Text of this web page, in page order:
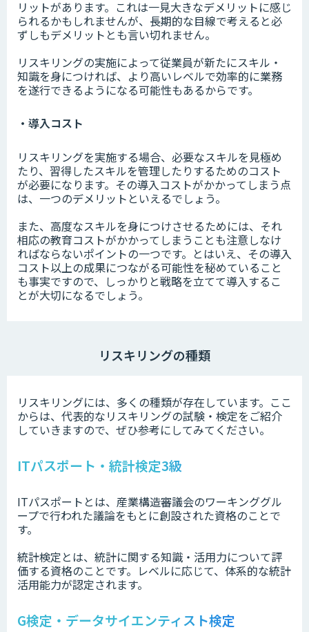
リットがあります。これは一見大きなデメリットに感じ
られるかもしれませんが、長期的な目線で考えると必
ずしもデメリットとも言い切れません。
リスキリングの実施によって従業員が新たにスキル・
知識を身につければ、より高いレベルで効率的に業務
を遂行できるようになる可能性もあるからです。
・導入コスト
リスキリングを実施する場合、必要なスキルを見極め
たり、習得したスキルを管理したりするためのコスト
が必要になります。その導入コストがかかってしまう点
は、一つのデメリットといえるでしょう。
また、高度なスキルを身につけさせるためには、それ
相応の教育コストがかかってしまうことも注意しなけ
ればならないポイントの一つです。とはいえ、その導入
コスト以上の成果につながる可能性を秘めていること
も事実ですので、しっかりと戦略を立てて導入するこ
とが大切になるでしょう。
リスキリングの種類
リスキリングには、多くの種類が存在しています。ここ
からは、代表的なリスキリングの試験・検定をご紹介
していきますので、ぜひ参考にしてみてください。
ITパスポート・統計検定3級
ITパスポートとは、産業構造審議会のワーキンググル
ープで行われた議論をもとに創設された資格のことで
す。
統計検定とは、統計に関する知識・活用力について評
価する資格のことです。レベルに応じて、体系的な統計
活用能力が認定されます。
G検定・データサイエンティスト検定